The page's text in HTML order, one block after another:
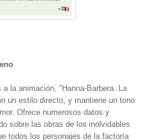
a la animación, "Hanna-Barbera. La
un estilo directo, y mantiene un tono
Ofrece numerosos datos y
sobre las obras de los inolvidables
todos los personajes de la factoría